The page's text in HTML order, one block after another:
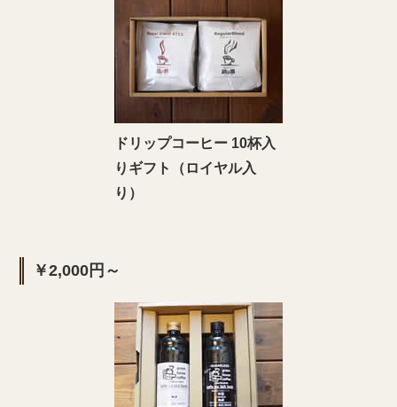
ドリップコーヒー 10杯入
りギフト（ロイヤル入
り）
￥2,000円～